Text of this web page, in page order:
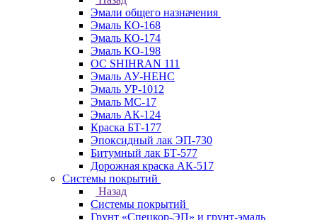
Эмали общего назначения
Эмаль КО-168
Эмаль КО-174
Эмаль КО-198
ОС SHIHRAN 111
Эмаль АУ-НЕНС
Эмаль УР-1012
Эмаль МС-17
Эмаль АК-124
Краска БТ-177
Эпоксидный лак ЭП-730
Битумный лак БТ-577
Дорожная краска АК-517
Системы покрытий
Назад
Системы покрытий
Грунт «Спецкор-ЭП» и грунт-эмаль